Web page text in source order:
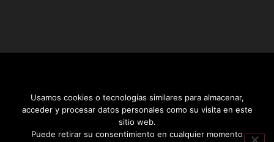
Distrito informativo © 2026
Usamos cookies o tecnologías similares para almacenar,
acceder y procesar datos personales como su visita en este
sitio web.
Puede retirar su consentimiento en cualquier momento